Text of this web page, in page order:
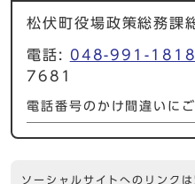
松伏町役場政策総務課
電話: 048-991-1818
7681
電話番号のかけ間違いに
ソーシャルサイトへのリンク